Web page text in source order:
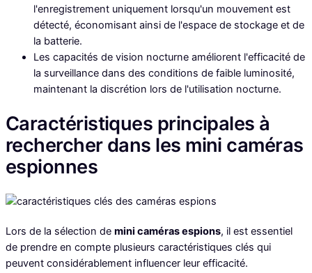
l'enregistrement uniquement lorsqu'un mouvement est
détecté, économisant ainsi de l'espace de stockage et de
la batterie.
Les capacités de vision nocturne améliorent l'efficacité de
la surveillance dans des conditions de faible luminosité,
maintenant la discrétion lors de l'utilisation nocturne.
Caractéristiques principales à
rechercher dans les mini caméras
espionnes
Lors de la sélection de mini caméras espions, il est essentiel
de prendre en compte plusieurs caractéristiques clés qui
peuvent considérablement influencer leur efficacité.